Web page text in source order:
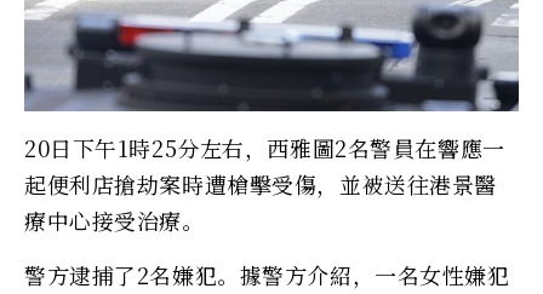
20日下午1時25分左右，西雅圖2名警員在響應一
起便利店搶劫案時遭槍擊受傷，並被送往港景醫
療中心接受治療。
警方逮捕了2名嫌犯。據警方介紹，一名女性嫌犯